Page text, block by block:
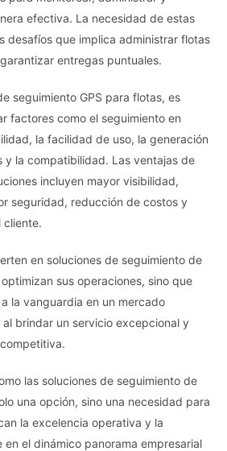
efectiva. La necesidad de estas
desafíos que implica administrar flotas
entregas puntuales.
seguimiento GPS para flotas, es
factores como el seguimiento en
la facilidad de uso, la generación
y la compatibilidad. Las ventajas de
incluyen mayor visibilidad,
seguridad, reducción de costos y
cliente.
en soluciones de seguimiento de
sus operaciones, sino que
la vanguardia en un mercado
brindar un servicio excepcional y
las soluciones de seguimiento de
una opción, sino una necesidad para
la excelencia operativa y la
el dinámico panorama empresarial